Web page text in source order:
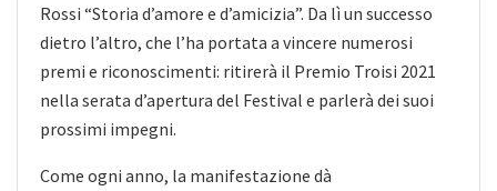
Rossi “Storia d’amore e d’amicizia”. Da lì un successo
dietro l’altro, che l’ha portata a vincere numerosi
premi e riconoscimenti: ritirerà il Premio Troisi 2021
nella serata d’apertura del Festival e parlerà dei suoi
prossimi impegni.
Come ogni anno, la manifestazione dà